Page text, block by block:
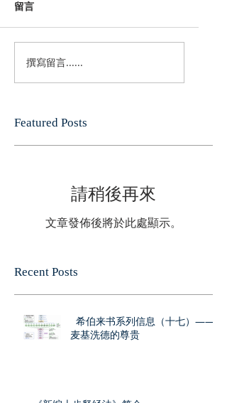
留言
撰寫留言......
Featured Posts
請稍後再來
文章發佈後將於此處顯示。
Recent Posts
希伯来书系列信息（十七）——
麦基洗德的尊贵